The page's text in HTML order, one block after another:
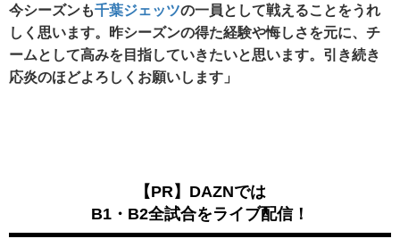
今シーズンも千葉ジェッツの一員として戦えることをうれ
しく思います。昨シーズンの得た経験や悔しさを元に、チ
ームとして高みを目指していきたいと思います。引き続き
応炎のほどよろしくお願いします」
【PR】DAZNでは
B1・B2全試合をライブ配信！